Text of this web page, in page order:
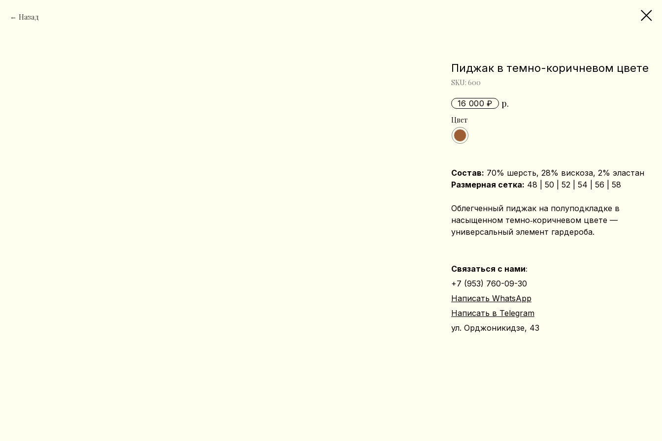
Назад
Пиджак в темно-коричневом цвете
SKU: 600
16 000 р.
Цвет
Состав: 70% шерсть, 28% вискоза, 2% эластан
Размерная сетка: 48 | 50 | 52 | 54 | 56 | 58
Облегченный пиджак на полуподкладке в
насыщенном темно‑коричневом цвете —
универсальный элемент гардероба.
Связаться с нами:
+7 (953) 760-09-30
Написать WhatsApp
Написать в Telegram
ул. Орджоникидзе, 43